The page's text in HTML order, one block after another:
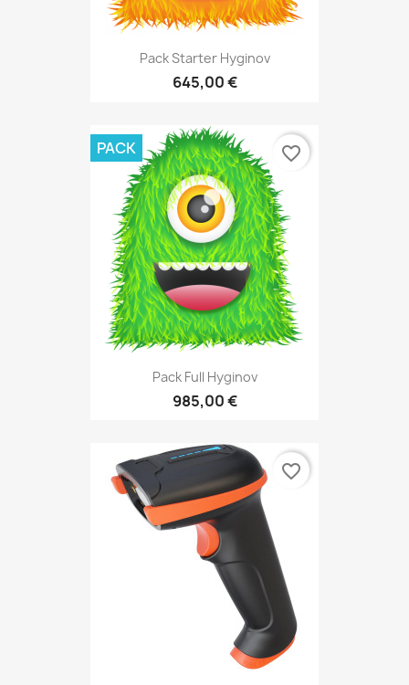
Pack Starter Hyginov
645,00 €
Pack Full Hyginov
985,00 €
PACK favorite_border
favorite_border